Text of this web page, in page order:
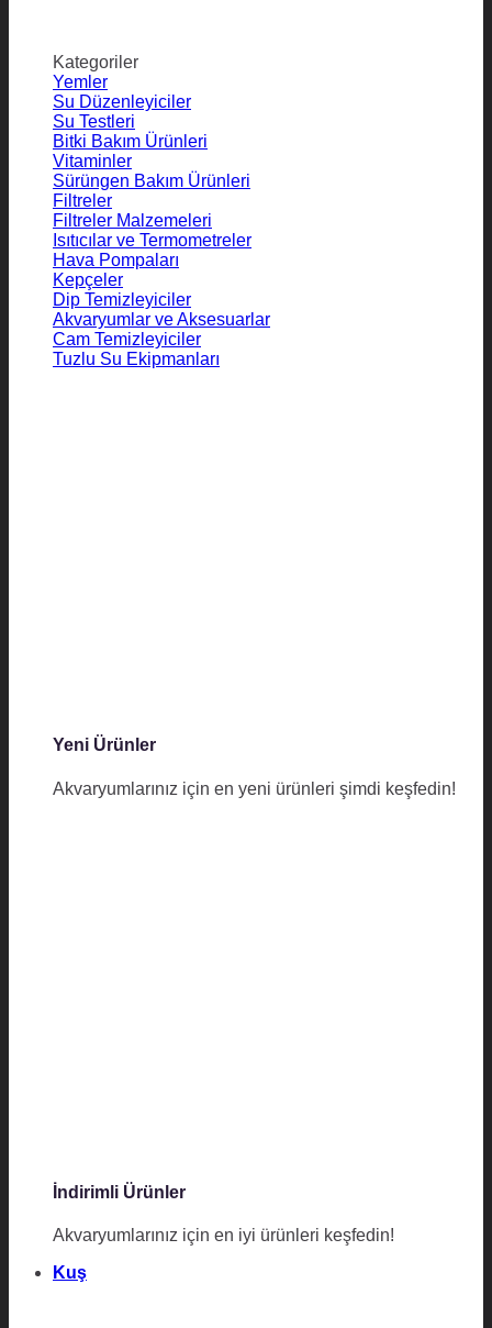
Kategoriler
Yemler
Su Düzenleyiciler
Su Testleri
Bitki Bakım Ürünleri
Vitaminler
Sürüngen Bakım Ürünleri
Filtreler
Filtreler Malzemeleri
Isıtıcılar ve Termometreler
Hava Pompaları
Kepçeler
Dip Temizleyiciler
Akvaryumlar ve Aksesuarlar
Cam Temizleyiciler
Tuzlu Su Ekipmanları
Yeni Ürünler
Akvaryumlarınız için en yeni ürünleri şimdi keşfedin!
İndirimli Ürünler
Akvaryumlarınız için en iyi ürünleri keşfedin!
Kuş